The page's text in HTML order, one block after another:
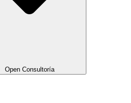
Open Consultoría